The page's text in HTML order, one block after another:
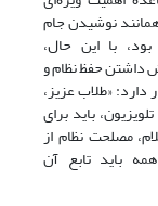
نوشیدن جام
بود(خمینی، 1365، ج20، صص239) بود، با این حال،
داشتن حفظ نظام و
«طلاب عزیز،
باید برای
مصلحت نظام از
باید تابع آن